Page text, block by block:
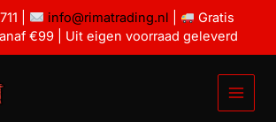
| info@rimatrading.nl
Gratis
€99 | Uit eigen voorraad geleverd